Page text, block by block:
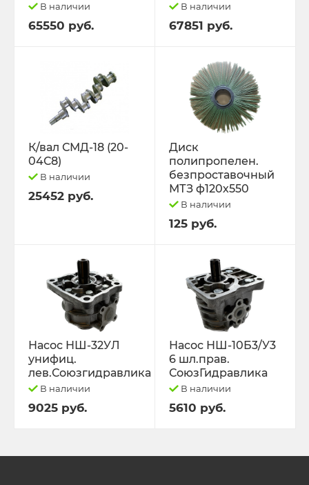
В наличии
65550 руб.
В наличии
67851 руб.
К/вал СМД-18 (20-
04С8)
В наличии
25452 руб.
Диск
полипропелен.
безпроставочный
МТЗ ф120х550
В наличии
125 руб.
Насос НШ-32УЛ
унифиц.
лев.Союзгидравлика
В наличии
9025 руб.
Насос НШ-10Б3/У3
6 шл.прав.
СоюзГидравлика
В наличии
5610 руб.